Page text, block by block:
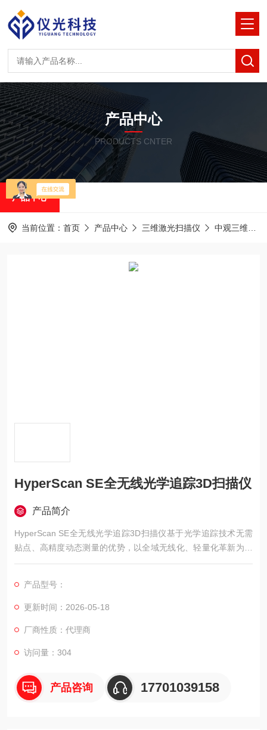
产品中心
PRODUCTS CNTER
产品中心
当前位置： 首页 产品中心 三维激光扫描仪 中观三维激光扫描仪
HyperScan SE全无线光学追踪3D扫描仪
产品简介
HyperScan SE全无线光学追踪3D扫描仪基于光学追踪技术无需
贴点、高精度动态测量的优势，以全域无线化、轻量化革新为核
心，重新定义3D扫描的灵活性与实用性。通过嵌入式纯无线架构
现“零线缆、零束缚"的自由扫描体验，场景适应力倍增。
产品型号：
更新时间：2026-05-18
厂商性质：代理商
访问量：304
产品咨询 17701039158